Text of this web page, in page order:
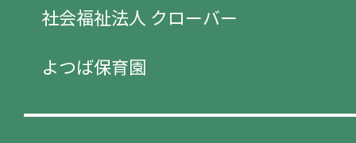
社会福祉法人 クローバー
よつば保育園